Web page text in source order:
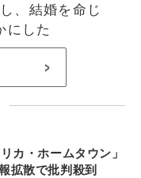
、結婚を命じ
にした
>
カ・ホームタウン」
拡散で批判殺到